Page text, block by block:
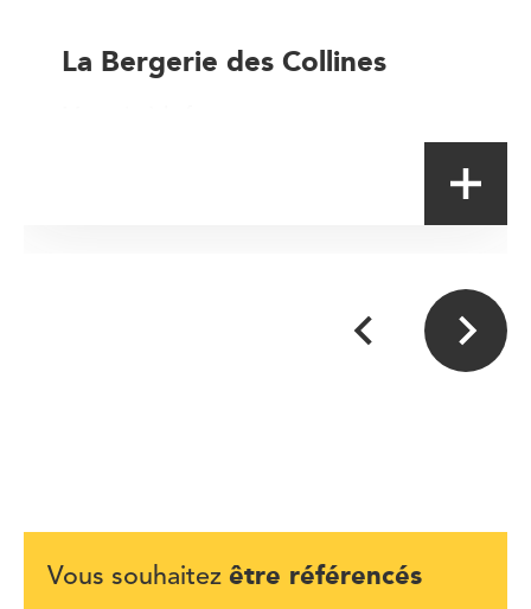
La Bergerie des Collines
Vous souhaitez être référencés